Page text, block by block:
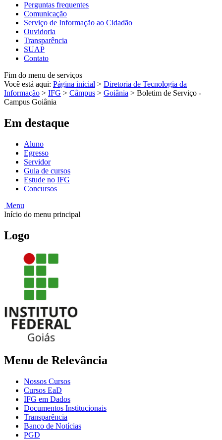
Perguntas frequentes
Comunicação
Serviço de Informação ao Cidadão
Ouvidoria
Transparência
SUAP
Contato
Fim do menu de serviços
Você está aqui: Página inicial > Diretoria de Tecnologia da
Informação > IFG > Câmpus > Goiânia > Boletim de Serviço -
Campus Goiânia
Em destaque
Aluno
Egresso
Servidor
Guia de cursos
Estude no IFG
Concursos
Menu
Início do menu principal
Logo
Menu de Relevância
Nossos Cursos
Cursos EaD
IFG em Dados
Documentos Institucionais
Transparência
Banco de Notícias
PGD